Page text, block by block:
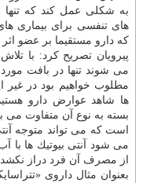
به شكلی عمل كند كه تنها
های تنفسی برای بیماری
كه دارو مستقیما بر عضو
پیرویان تصریح كرد: با
می شوند تنها در بافت
مطلوب خواهیم بود در غیر
ها شاهد عوارض دارو
بسته به نوع آن متفاوت
است كه می تواند متوجه
از مصرف آن فرد دراز
بعنوان مثال داروی